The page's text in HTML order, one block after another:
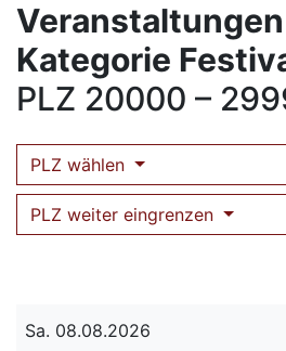
Kategorie
PLZ 20000 –
PLZ wählen
PLZ weiter eingrenzen
Sa. 08.08.2026